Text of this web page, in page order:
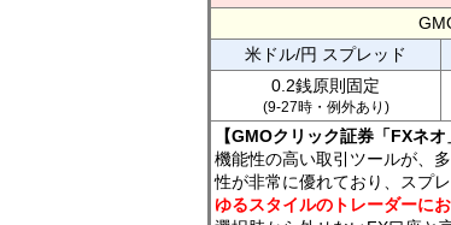
米ドル/円 スプレッド
0.2銭原則固定
(9-27時・例外あり)
【GMOクリック証券「FXネ
機能性の高い取引ツールが、
性が非常に優れており、スプ
ゆるスタイルのトレーダーに